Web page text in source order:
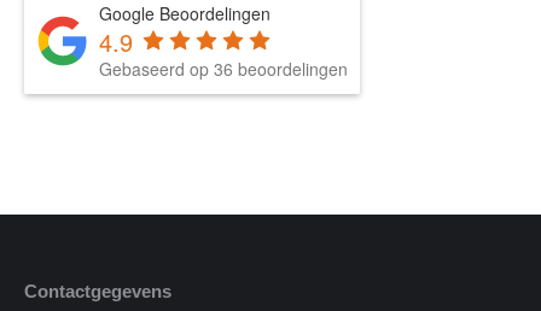
Google Beoordelingen
4.9
Gebaseerd op 36 beoordelingen
Contactgegevens